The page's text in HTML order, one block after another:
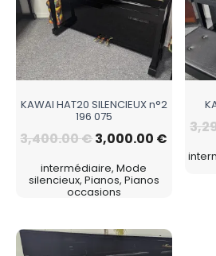
KAWAI HAT20 SILENCIEUX n°2
196 075
3,400.00€3,000.00 €
intermédiaire, Mode
silencieux, Pianos, Pianos
occasions